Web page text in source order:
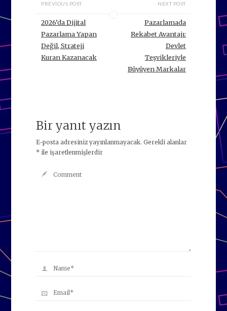
PREVIOUS POST
2026’da Dijital
Pazarlama Yapan
Değil, Strateji
Kuran Kazanacak
NEXT POST
Pazarlamada
Rekabet Avantajı:
Devlet
Teşvikleriyle
Büyüyen Markalar
Bir yanıt yazın
E-posta adresiniz yayınlanmayacak. Gerekli alanlar
*ile işaretlenmişlerdir